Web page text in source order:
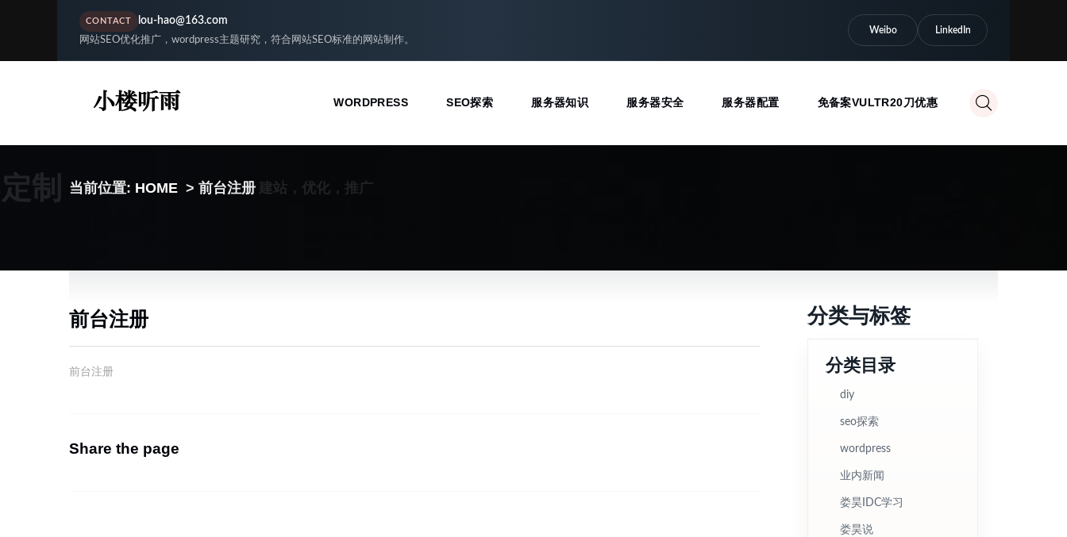
CONTACT lou-hao@163.com
网站SEO优化推广，wordpress主题研究，符合网站SEO标准的网站制作。
Weibo LinkedIn
WORDPRESS SEO探索 服务器知识 服务器安全 服务器配置 免备案VULTR20刀优惠
制 当前位置: HOME > 前台注册 建站，优化，推广
前台注册
前台注册
Share the page
分类与标签
分类目录
diy
seo探索
wordpress
业内新闻
娄昊IDC学习
娄昊说